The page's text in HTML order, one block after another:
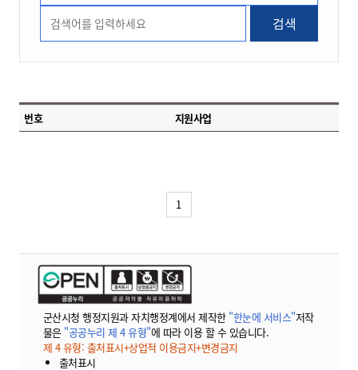
검색
번호 지원사업
1
군산시청 행정지원과 자치행정계에서 제작한 "한눈에 서비스"저작
물은 "공공누리 제 4 유형"에 따라 이용 할 수 있습니다.
제 4 유형: 출처표시+상업적 이용금지+변경금지
출처표시